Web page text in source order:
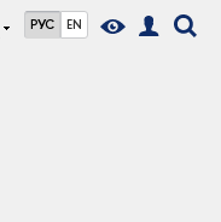
РУС EN